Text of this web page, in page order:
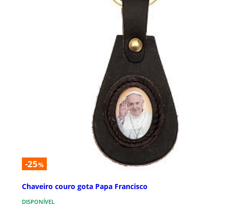
-25%
Chaveiro couro gota Papa Francisco
DISPONÍVEL